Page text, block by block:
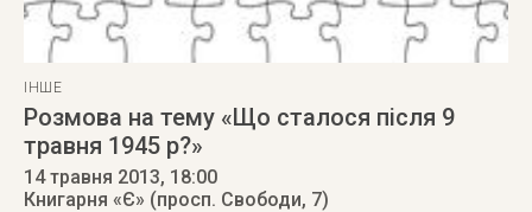
ІНШЕ
Розмова на тему «Що сталося після 9
травня 1945 р?»
14 травня 2013, 18:00
Книгарня «Є» (просп. Свободи, 7)